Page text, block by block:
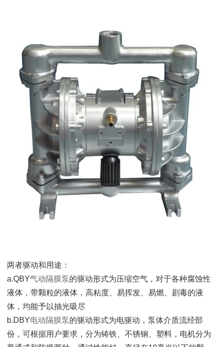
两者驱动和用途：
a.QBY气动隔膜泵的驱动形式为压缩空气，对于各种腐蚀性
液体，带颗粒的液体，高粘度、易挥发、易燃、剧毒的液
体，均能予以抽光吸尽
b.DBY电动隔膜泵的驱动形式为电驱动，泵体介质流经部
份，可根据用户要求，分为铸铁、不锈钢、塑料，电机分为